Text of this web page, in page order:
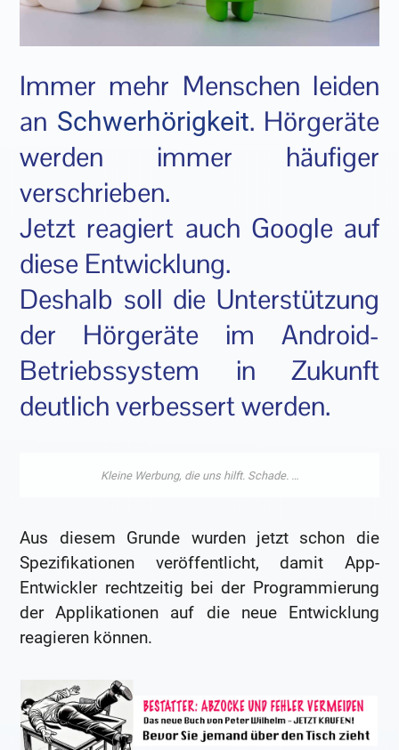
Immer mehr Menschen leiden
an Schwerhörigkeit. Hörgeräte
werden immer häufiger
verschrieben.
Jetzt reagiert auch Google auf
diese Entwicklung.
Deshalb soll die Unterstützung
der Hörgeräte im Android-
Betriebssystem in Zukunft
deutlich verbessert werden.
Aus diesem Grunde wurden jetzt schon die
Spezifikationen veröffentlicht, damit App-
Entwickler rechtzeitig bei der Programmierung
der Applikationen auf die neue Entwicklung
reagieren können.